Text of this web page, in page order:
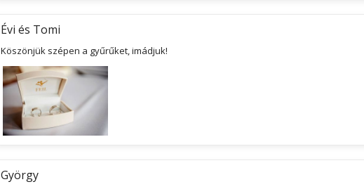
Évi és Tomi
Köszönjük szépen a gyűrűket, imádjuk!
György